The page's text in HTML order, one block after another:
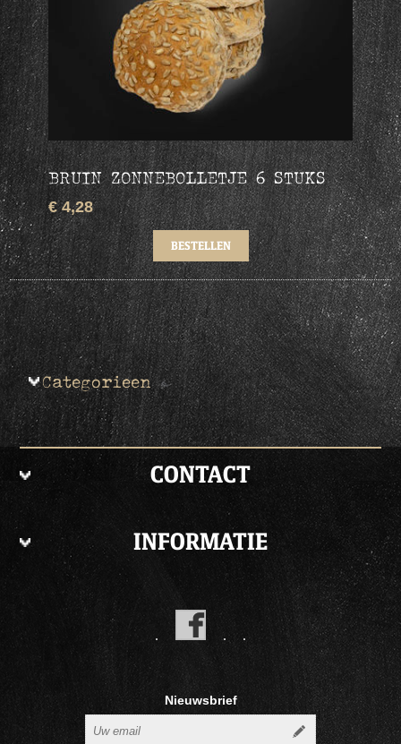
BRUIN ZONNEBOLLETJE 6 STUKS
€ 4,28
Categorieen
CONTACT
INFORMATIE
Nieuwsbrief